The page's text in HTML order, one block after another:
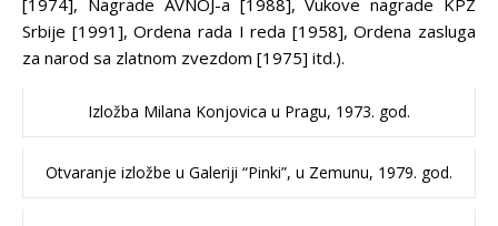
[1974], Nagrade AVNOJ-a [1988], Vukove nagrade KPZ
Srbije [1991], Ordena rada I reda [1958], Ordena zasluga
za narod sa zlatnom zvezdom [1975] itd.).
Izložba Milana Konjovica u Pragu, 1973. god.
Otvaranje izložbe u Galeriji “Pinki”, u Zemunu, 1979. god.